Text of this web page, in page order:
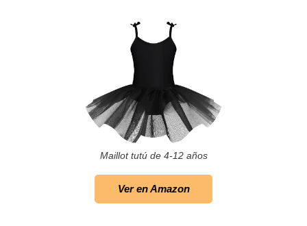
Maillot tutú de 4-12 años
Ver en Amazon